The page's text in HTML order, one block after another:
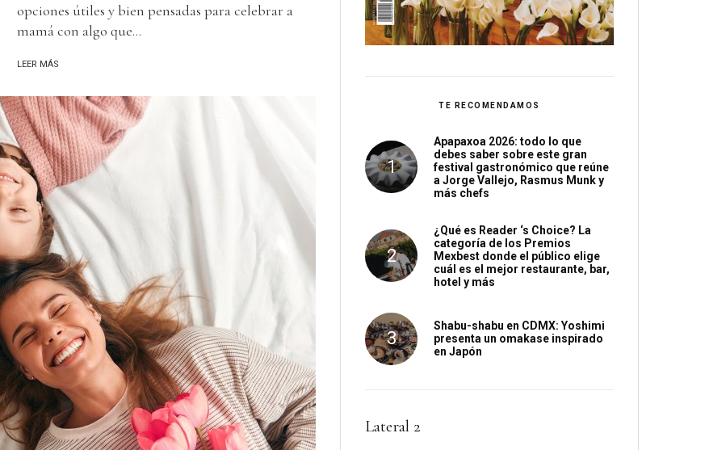
opciones útiles y bien pensadas para celebrar a
mamá con algo que...
LEER MÁS
TE RECOMENDAMOS
Apapaxoa 2026: todo lo que
debes saber sobre este gran
festival gastronómico que reúne
a Jorge Vallejo, Rasmus Munk y
más chefs
¿Qué es Reader ‘s Choice? La
categoría de los Premios
Mexbest donde el público elige
cuál es el mejor restaurante, bar,
hotel y más
Shabu-shabu en CDMX: Yoshimi
presenta un omakase inspirado
en Japón
Lateral 2